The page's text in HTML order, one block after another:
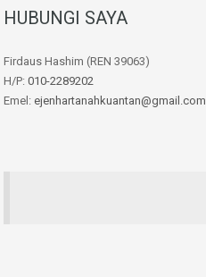
HUBUNGI SAYA
Firdaus Hashim (REN 39063)
H/P: 010-2289202
Emel: ejenhartanahkuantan@gmail.com